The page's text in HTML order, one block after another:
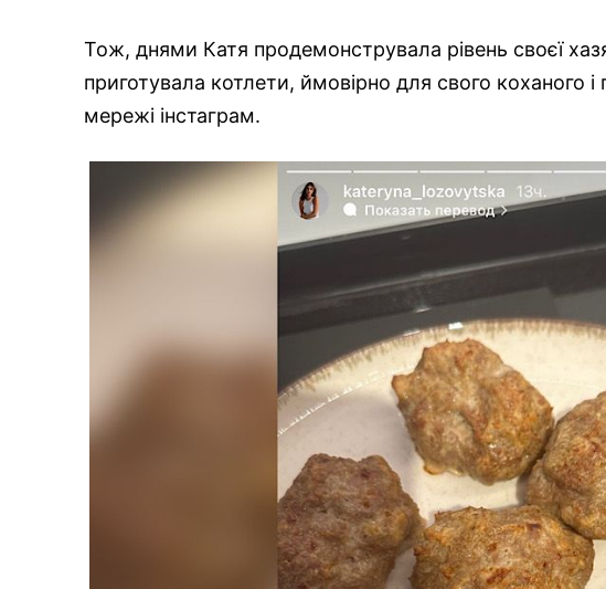
Тож, днями Катя продемонструвала рівень своєї
приготувала котлети, ймовірно для свого коханого і
мережі інстаграм.